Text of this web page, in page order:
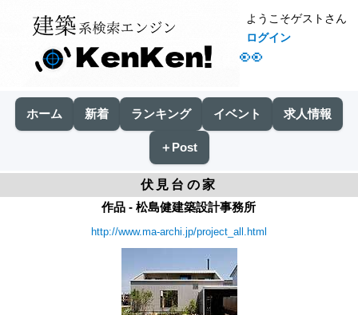
👀
ようこそゲストさん
ログイン
ホーム 新着 ランキング イベント 求人情報
＋Post
伏見台の家
作品 - 松島健建築設計事務所
http://www.ma-archi.jp/project_all.html